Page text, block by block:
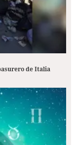
de Italia